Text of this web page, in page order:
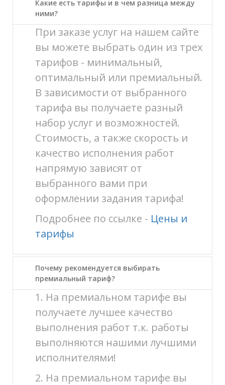
Какие есть тарифы и в чем разница между
ними?
При заказе услуг на нашем сайте
вы можете выбрать один из трех
тарифов - минимальный,
оптимальный или премиальный.
В зависимости от выбранного
тарифа вы получаете разный
набор услуг и возможностей.
Стоимость, а также скорость и
качество исполнения работ
напрямую зависят от
выбранного вами при
оформлении задания тарифа!
Подробнее по ссылке - Цены и
тарифы
Почему рекомендуется выбирать
премиальный тариф?
1. На премиальном тарифе вы
получаете лучшее качество
выполнения работ т.к. работы
выполняются нашими лучшими
исполнителями!
2. На премиальном тарифе вы